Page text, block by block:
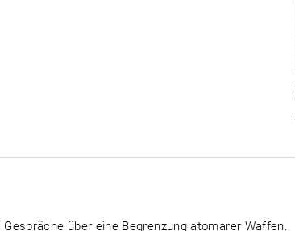
über eine Begrenzung atomarer Waffen.